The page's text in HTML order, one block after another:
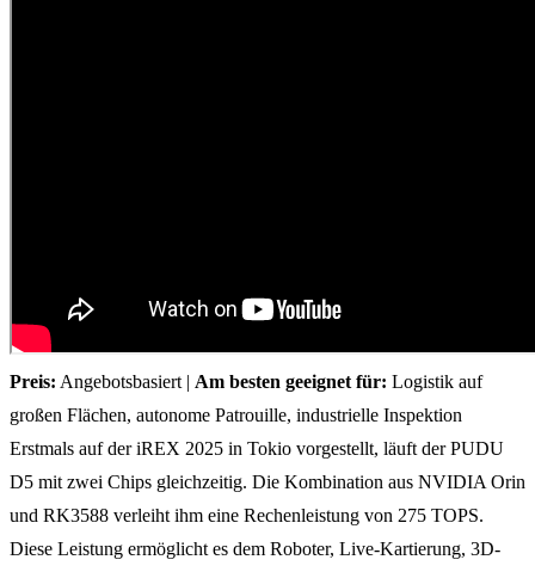
Preis: Angebotsbasiert | Am besten geeignet für: Logistik auf
großen Flächen, autonome Patrouille, industrielle Inspektion
Erstmals auf der iREX 2025 in Tokio vorgestellt, läuft der PUDU
D5 mit zwei Chips gleichzeitig. Die Kombination aus NVIDIA Orin
und RK3588 verleiht ihm eine Rechenleistung von 275 TOPS.
Diese Leistung ermöglicht es dem Roboter, Live-Kartierung, 3D-